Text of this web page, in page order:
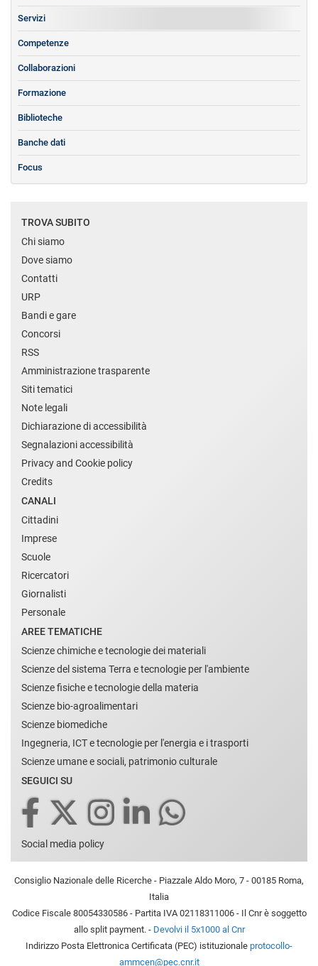
Servizi
Competenze
Collaborazioni
Formazione
Biblioteche
Banche dati
Focus
TROVA SUBITO
Chi siamo
Dove siamo
Contatti
URP
Bandi e gare
Concorsi
RSS
Amministrazione trasparente
Siti tematici
Note legali
Dichiarazione di accessibilità
Segnalazioni accessibilità
Privacy and Cookie policy
Credits
CANALI
Cittadini
Imprese
Scuole
Ricercatori
Giornalisti
Personale
AREE TEMATICHE
Scienze chimiche e tecnologie dei materiali
Scienze del sistema Terra e tecnologie per l'ambiente
Scienze fisiche e tecnologie della materia
Scienze bio-agroalimentari
Scienze biomediche
Ingegneria, ICT e tecnologie per l'energia e i trasporti
Scienze umane e sociali, patrimonio culturale
SEGUICI SU
Social media policy
Consiglio Nazionale delle Ricerche - Piazzale Aldo Moro, 7 - 00185 Roma,
Italia
Codice Fiscale 80054330586 - Partita IVA 02118311006 - Il Cnr è soggetto
allo split payment. - Devolvi il 5x1000 al Cnr
Indirizzo Posta Elettronica Certificata (PEC) istituzionale protocollo-
ammcen@pec.cnr.it